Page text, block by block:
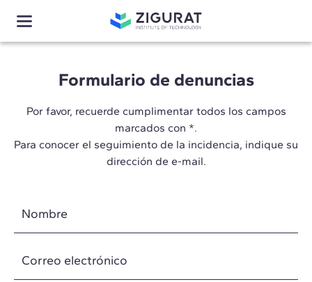
Formulario de denuncias
Por favor, recuerde cumplimentar todos los campos
marcados con *.
Para conocer el seguimiento de la incidencia, indique su
dirección de e-mail.
Nombre
Correo electrónico